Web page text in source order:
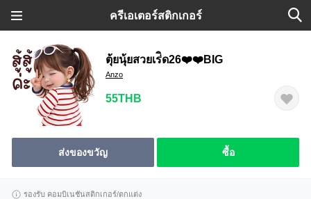
ครีเอเตอร์สติกเกอร์
ตุ้ยนุ้ยสวยเร่ิด26❤️❤️BIG
Anzo
55THB
ส่งของขวัญ ซื้อ
รองรับ คอมบิเนชันสติกเกอร์/ตกแต่ง